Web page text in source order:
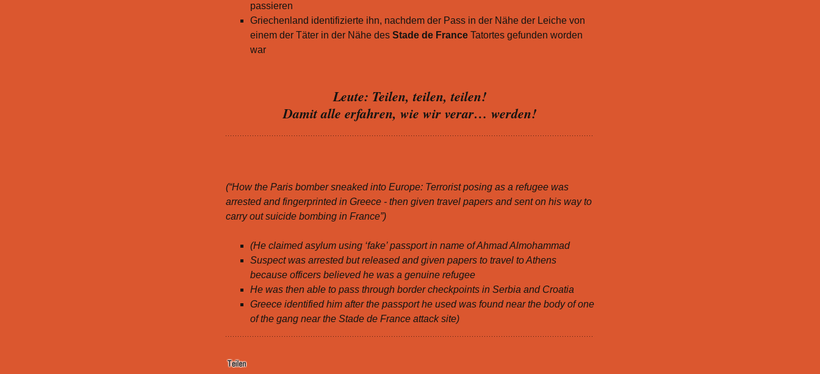
passieren
Griechenland identifizierte ihn, nachdem der Pass in der Nähe der Leiche von
einem der Täter in der Nähe des Stade de France Tatortes gefunden worden
war
Leute: Teilen, teilen, teilen!
Damit alle erfahren, wie wir verar… werden!
(“How the Paris bomber sneaked into Europe: Terrorist posing as a refugee was
arrested and fingerprinted in Greece - then given travel papers and sent on his way to
carry out suicide bombing in France”)
(He claimed asylum using ‘fake’ passport in name of Ahmad Almohammad
Suspect was arrested but released and given papers to travel to Athens
because officers believed he was a genuine refugee
He was then able to pass through border checkpoints in Serbia and Croatia
Greece identified him after the passport he used was found near the body of one
of the gang near the Stade de France attack site)